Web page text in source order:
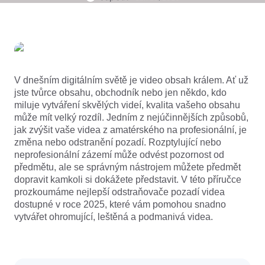
Šablony titulků
Rozpoznávání řeči
Převod textu na řeč
Přizpůsobené hlasy
Vylepšení hlasu
Redukce šumu
Více
Zdroje
Praktické návody
Trendy na trhu
Nejžhavější výběr
Šablony pro odvětví
Šablony pro rekapitulace
Centrum nápovědy
Redakce
Podmínky služby CapCut
Dreamina Seedance 2.0 Launch
V dnešním digitálním světě je video obsah králem. Ať už
jste tvůrce obsahu, obchodník nebo jen někdo, kdo
miluje vytváření skvělých videí, kvalita vašeho obsahu
může mít velký rozdíl. Jedním z nejúčinnějších způsobů,
jak zvýšit vaše videa z amatérského na profesionální, je
změna nebo odstranění pozadí. Rozptylující nebo
neprofesionální zázemí může odvést pozornost od
předmětu, ale se správným nástrojem můžete předmět
dopravit kamkoli si dokážete představit. V této příručce
prozkoumáme nejlepší odstraňovače pozadí videa
dostupné v roce 2025, které vám pomohou snadno
vytvářet ohromující, leštěná a podmanivá videa.